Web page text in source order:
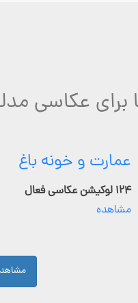
برای عکاسی
عمارت و خونه باغ
۱۲۴ لوکیشن عکاسی فعال
مشاهده